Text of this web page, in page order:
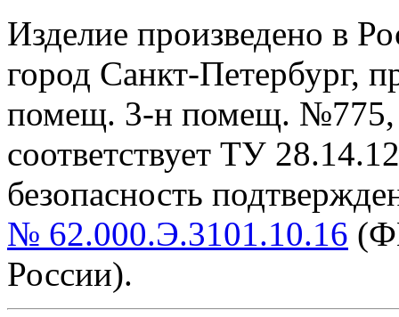
Изделие произведено в
город Санкт-Петербург,
помещ. 3-н помещ. №775,
cоответствует ТУ
безопасность
№ 62.000.Э.3101.10.16
России).